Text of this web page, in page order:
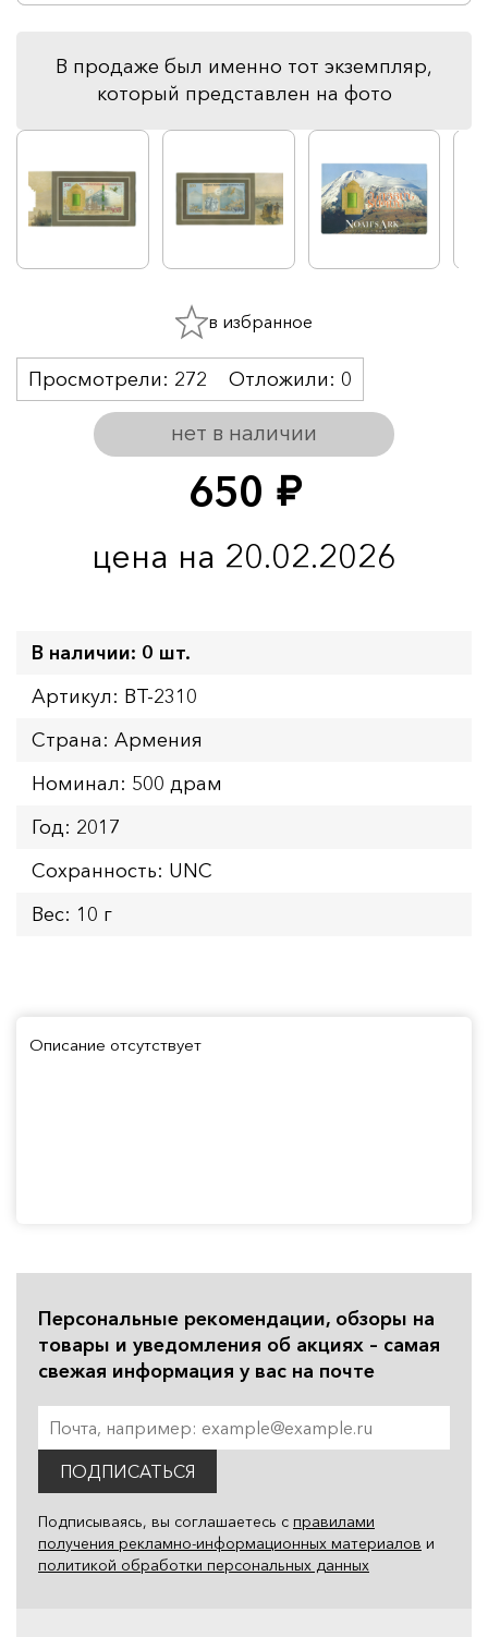
В продаже был именно тот экземпляр,
который представлен на фото
650 руб.
цена на 20.02.2026
нет в наличии
Просмотрели: 272 Отложили: 0
в избранное
В наличии: 0 шт.
Артикул: BT-2310
Страна: Армения
Номинал: 500 драм
Год: 2017
Сохранность: UNC
Вес: 10 г
Описание отсутствует
Персональные рекомендации, обзоры на
товары и уведомления об акциях – самая
свежая информация у вас на почте
ПОДПИСАТЬСЯ
Подписываясь, вы соглашаетесь с правилами
получения рекламно-информационных материалов и
политикой обработки персональных данных